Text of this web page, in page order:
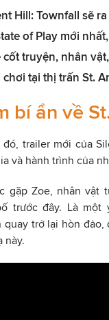
Hill: Townfall sẽ
of Play mới
truyện, nhân
tại thị trấn St.
bí ẩn về
trailer mới của
và hành trình của
gặp Zoe, nhân vật
trước đây. Là một
trở lại hòn đảo,
này.